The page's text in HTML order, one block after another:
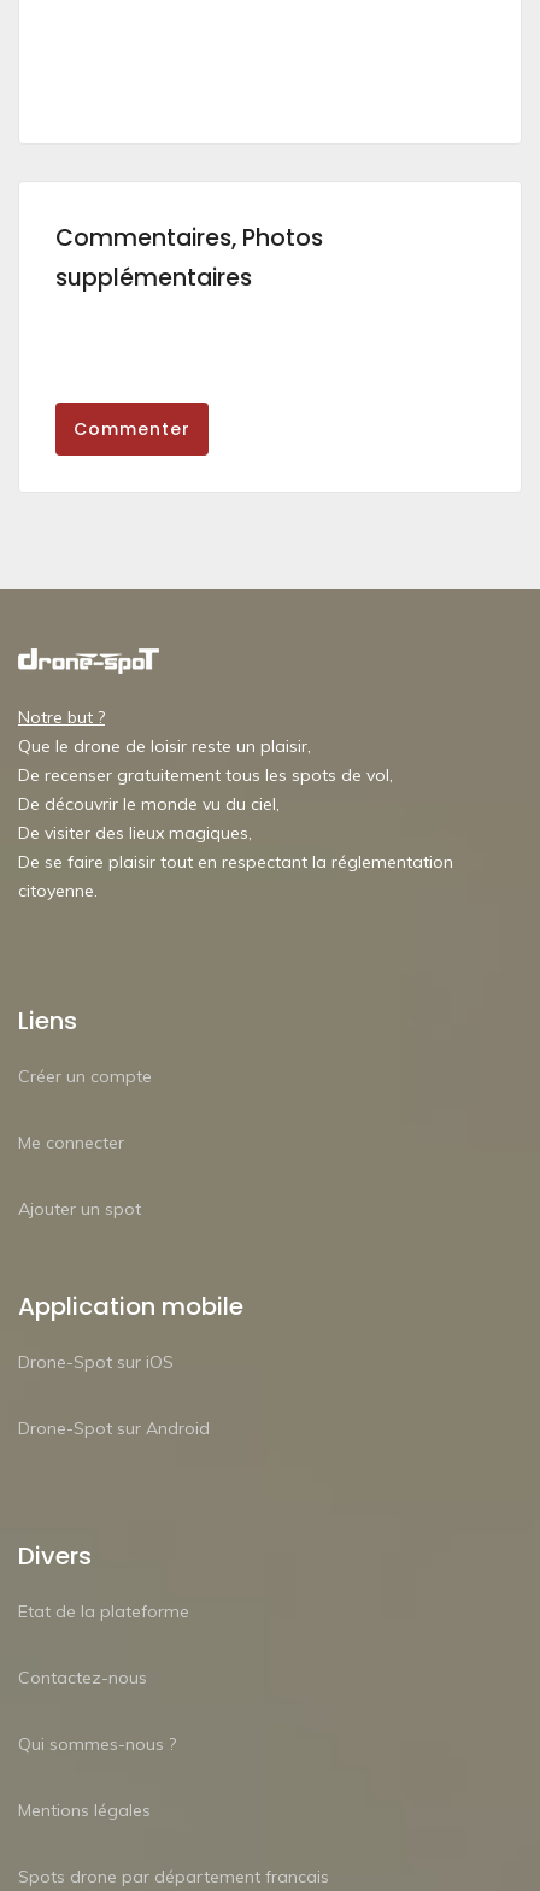
Commentaires, Photos
supplémentaires
Commenter
Notre but ?
Que le drone de loisir reste un plaisir,
De recenser gratuitement tous les spots de vol,
De découvrir le monde vu du ciel,
De visiter des lieux magiques,
De se faire plaisir tout en respectant la réglementation
citoyenne.
Liens
Créer un compte
Me connecter
Ajouter un spot
Application mobile
Drone-Spot sur iOS
Drone-Spot sur Android
Divers
Etat de la plateforme
Contactez-nous
Qui sommes-nous ?
Mentions légales
Spots drone par département francais